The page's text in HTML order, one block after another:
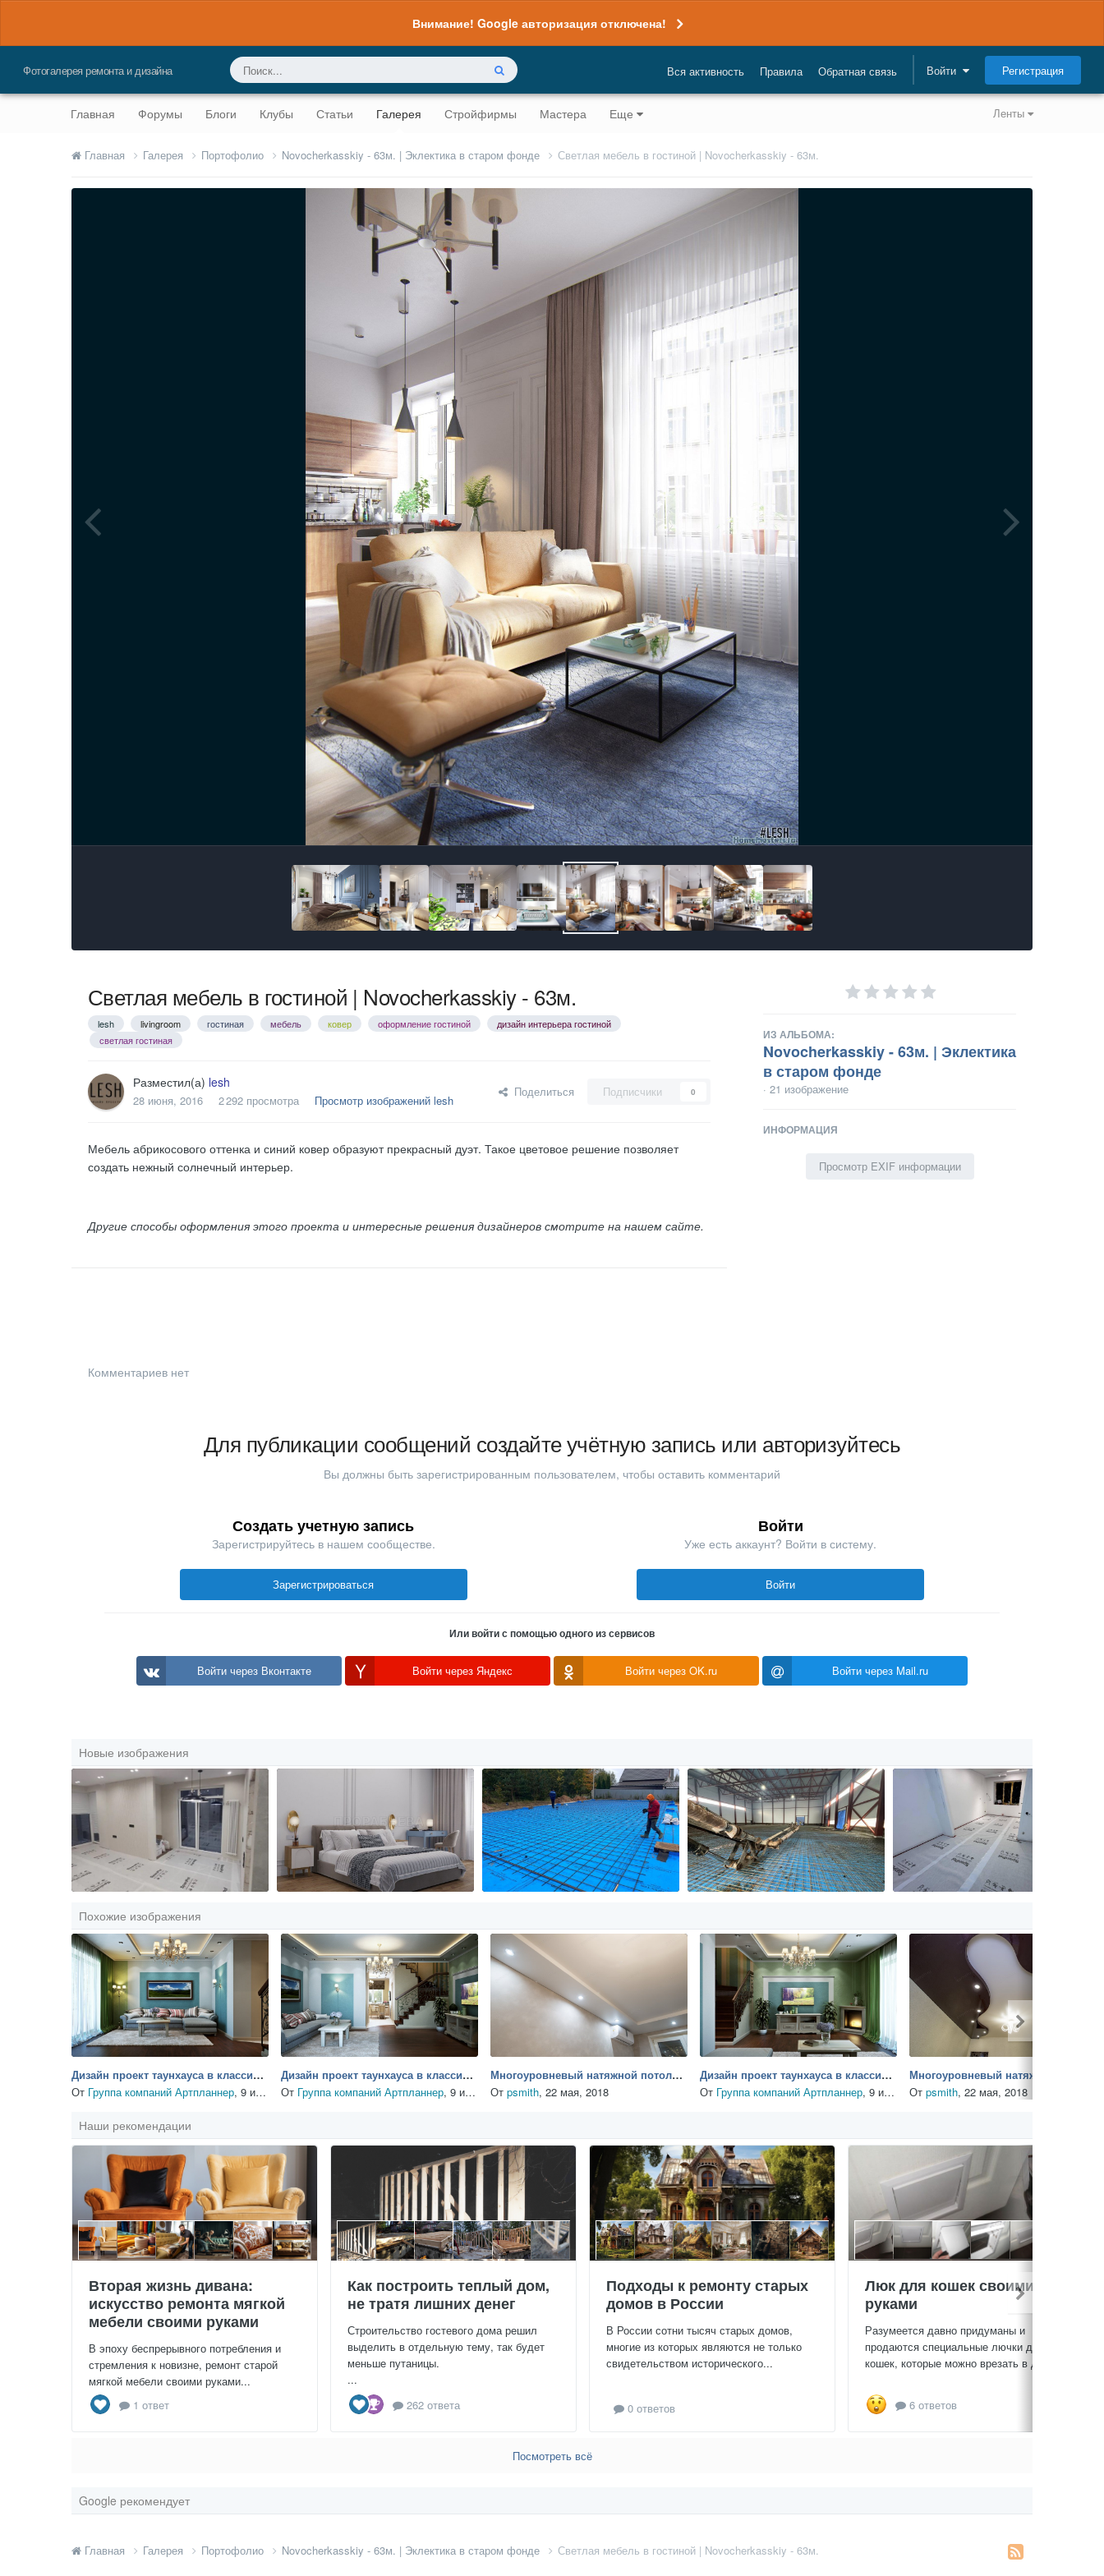
Внимание! Google авторизация отключена!
Фотогалерея ремонта и дизайна Вся активность Правила Обратная связь Войти Регистрация
Ленты
Главная Форумы Блоги Клубы Статьи Галерея Стройфирмы Мастера Еще
Главная Галерея Портофолио Novocherkasskiy - 63м. | Эклектика в старом фонде Светлая мебель в гостиной | Novocherkasskiy - 63м.
Светлая мебель в гостиной | Novocherkasskiy - 63м.
lesh livingroom гостиная мебель ковер оформление гостиной
дизайн интерьера гостиной
светлая гостиная
Разместил(а) lesh
28 июня, 2016 2 292 просмотра Просмотр изображений lesh
Поделиться Подписчики 0
Мебель абрикосового оттенка и синий ковер образуют прекрасный дуэт. Такое цветовое решение позволяет
создать нежный солнечный интерьер.
Другие способы оформления этого проекта и интересные решения дизайнеров смотрите на нашем сайте.
ИЗ АЛЬБОМА:
Novocherkasskiy - 63м. | Эклектика
в старом фонде
· 21 изображение
ИНФОРМАЦИЯ
Просмотр EXIF информации
Комментариев нет
Для публикации сообщений создайте учётную запись или авторизуйтесь
Вы должны быть зарегистрированным пользователем, чтобы оставить комментарий
Создать учетную запись
Зарегистрируйтесь в нашем сообществе.
Зарегистрироваться
Войти
Уже есть аккаунт? Войти в систему.
Войти
Или войти с помощью одного из сервисов
Войти через Вконтакте Войти через Яндекс Войти через OK.ru Войти через Mail.ru
Новые изображения
Похожие изображения
Дизайн проект таунхауса в классическом стиле
От Группа компаний Артпланнер, 9 июля, 2018
Дизайн проект таунхауса в классическом стиле
От Группа компаний Артпланнер, 9 июля, 2018
Многоуровневый натяжной потолок в гостиной
От psmith, 22 мая, 2018
Дизайн проект таунхауса в классическом стиле
От Группа компаний Артпланнер, 9 июля, 2018
От psmith, 22 мая, 2018
Наши рекомендации
Вторая жизнь дивана:
искусство ремонта мягкой
мебели своими руками
В эпоху беспрерывного потребления и
стремления к новизне, ремонт старой
мягкой мебели своими руками...
1 ответ
Как построить теплый дом,
не тратя лишних денег
Строительство гостевого дома решил
выделить в отдельную тему, так будет
меньше путаницы.
...
262 ответа
Подходы к ремонту старых
домов в России
В России сотни тысяч старых домов,
многие из которых являются не только
свидетельством исторического...
0 ответов
Люк для кошек своими
руками
Разумеется давно придуманы и
продаются специальные лючки для
кошек, которые можно врезать в дверь...
6 ответов
Посмотреть всё
Google рекомендует
Главная Галерея Портофолио Novocherkasskiy - 63м. | Эклектика в старом фонде Светлая мебель в гостиной | Novocherkasskiy - 63м.